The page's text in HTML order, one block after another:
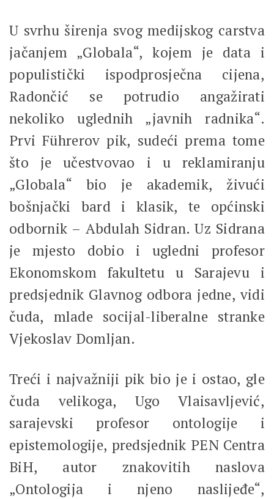
U svrhu širenja svog medijskog carstva
jačanjem „Globala“, kojem je data i
populistički ispodprosječna cijena,
Radončić se potrudio angažirati
nekoliko uglednih „javnih radnika“.
Prvi Führerov pik, sudeći prema tome
što je učestvovao i u reklamiranju
„Globala“ bio je akademik, živući
bošnjački bard i klasik, te općinski
odbornik – Abdulah Sidran. Uz Sidrana
je mjesto dobio i ugledni profesor
Ekonomskom fakultetu u Sarajevu i
predsjednik Glavnog odbora jedne, vidi
čuda, mlade socijal-liberalne stranke
Vjekoslav Domljan.
Treći i najvažniji pik bio je i ostao, gle
čuda velikoga, Ugo Vlaisavljević,
sarajevski profesor ontologije i
epistemologije, predsjednik PEN Centra
BiH, autor znakovitih naslova
„Ontologija i njeno naslijeđe“,